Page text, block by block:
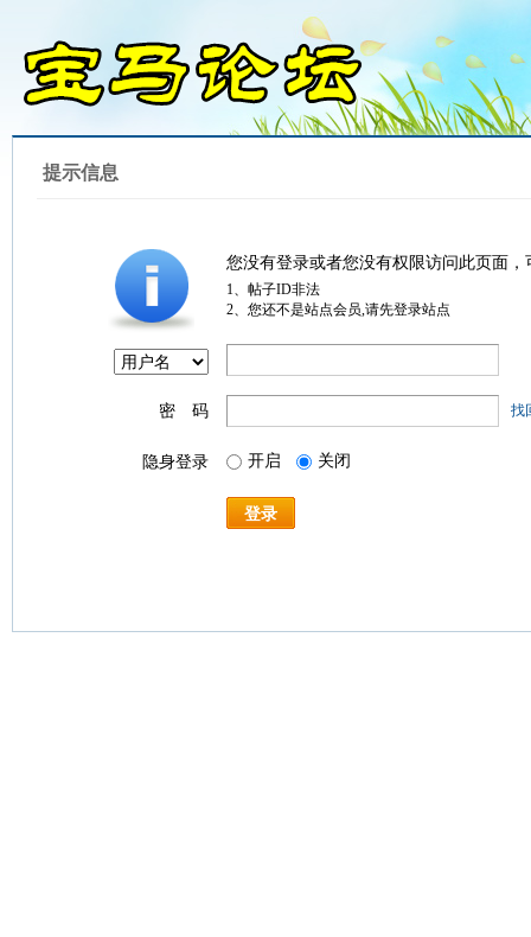
提示信息
您没有登录或者您没有权限访问此页面
1、帖子ID非法
2、您还不是站点会员,请先登录站点
密 码 找
隐身登录 开启 关闭
登录